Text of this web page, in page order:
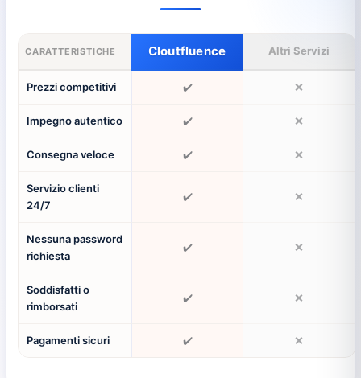
CARATTERISTICHE Cloutfluence Altri Servizi
Prezzi competitivi ✔️ ❌
Impegno autentico ✔️ ❌
Consegna veloce ✔️ ❌
Servizio clienti
24/7
✔️ ❌
Nessuna password
richiesta
✔️ ❌
Soddisfatti o
rimborsati
✔️ ❌
Pagamenti sicuri ✔️ ❌